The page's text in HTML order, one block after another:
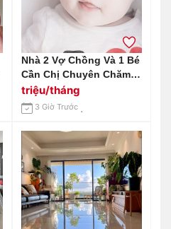
Nhà 2 Vợ Chồng Và 1 Bé
Cần Chị Chuyên Chăm
Bé Trên Đường An
Dương Vương Q6
Lương Cao Đây Ạ.
triệu/tháng
3 Giờ Trước